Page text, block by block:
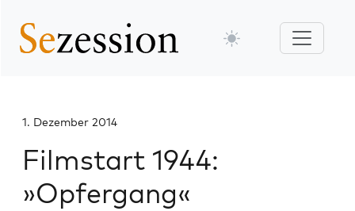
1. Dezember 2014
Filmstart 1944:
»Opfergang«